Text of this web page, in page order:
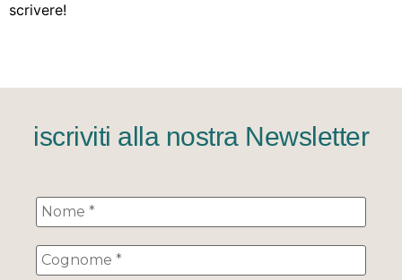
scrivere!
iscriviti alla nostra Newsletter